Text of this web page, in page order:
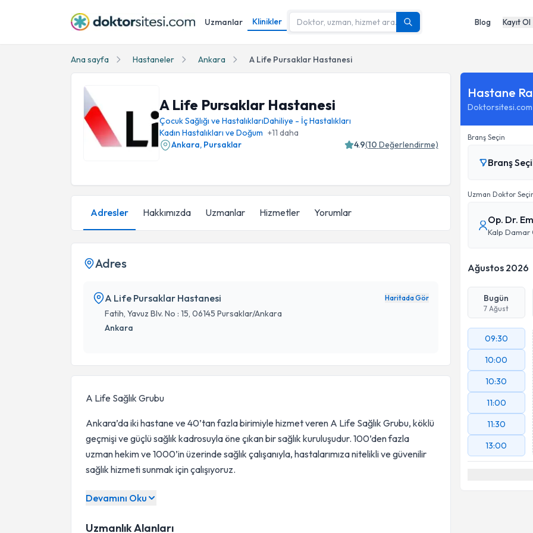
Uzmanlar Klinikler Blog Kayıt Ol
Ana sayfa Hastaneler Ankara A Life Pursaklar Hastanesi
A Life Pursaklar Hastanesi
Çocuk Sağlığı ve HastalıklarıDahiliye - İç Hastalıkları
Kadın Hastalıkları ve Doğum +11 daha
Ankara, Pursaklar 4.9(10 Değerlendirme)
Adresler Hakkımızda Uzmanlar Hizmetler Yorumlar
Adres
A Life Pursaklar Hastanesi Haritada Gör
Fatih, Yavuz Blv. No : 15, 06145 Pursaklar/Ankara
Ankara
A Life Sağlık Grubu
Ankara’da iki hastane ve 40’tan fazla birimiyle hizmet veren A Life Sağlık Grubu, köklü
geçmişi ve güçlü sağlık kadrosuyla öne çıkan bir sağlık kuruluşudur. 100’den fazla
uzman hekim ve 1000’in üzerinde sağlık çalışanıyla, hastalarımıza nitelikli ve güvenilir
sağlık hizmeti sunmak için çalışıyoruz.
Neden A Life Sağlık Grubu?
Devamını Oku
Uzmanlık Alanları
Hastane
Branş Seçin
Branş
Uzman Doktor
Op. Dr.
Kalp Damar
Ağustos 2026
Bugün
7 Ağust
09:30
10:00
10:30
11:00
11:30
13:00